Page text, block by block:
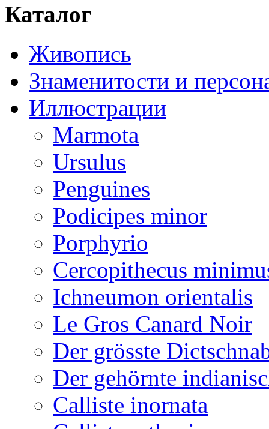
Каталог
Живопись
Знаменитости и
Иллюстрации
Marmota
Ursulus
Penguines
Podicipes minor
Porphyrio
Cercopithecus
Ichneumon orientalis
Le Gros Canard Noir
Der grösste
Der gehörnte
Calliste inornata